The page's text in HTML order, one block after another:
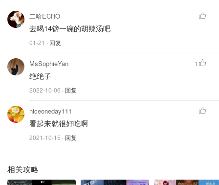
海底捞的来临简直是伦敦中餐美食街的重磅新闻，
Piccadilly店自开业以来就门庭若市，路过时几十米开外就
红红火火的美甲真是爽歪歪！
伦敦的海底捞得到了国内的服务真传，服务态度在欧洲餐厅
板上完成，较之国内有一个区别，伦敦的海底捞并不能点
二哈ECHO
去喝14镑一碗的胡辣汤吧
01-21 · 回复
MsSophieYan
绝绝子
2022-10-06 · 回复
1
niceoneday111
看起来就很好吃啊
2021-10-15 · 回复
相关攻略